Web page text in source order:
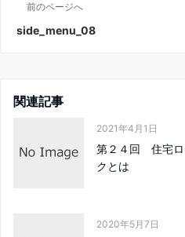
前のページへ
side_menu_08
関連記事
2021年4月1日
第２４回 住宅ロ
クとは
2020年5月7日